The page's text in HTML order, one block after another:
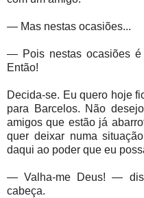
— Mas nestas ocasiões...
— Pois nestas ocasiões é
Então!
Decida-se. Eu quero hoje
para Barcelos. Não
amigos que estão já
quer deixar numa
daqui ao poder que eu
— Valha-me Deus! —
cabeça.